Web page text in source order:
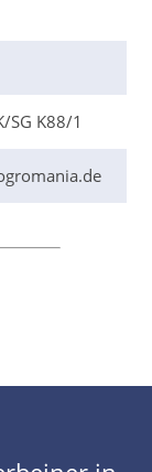
SG K88/1